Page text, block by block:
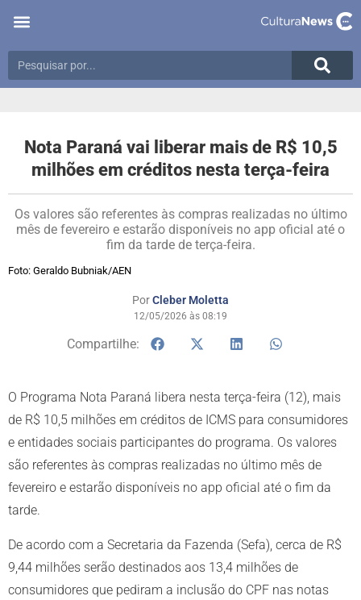
Nota Paraná vai liberar mais de R$ 10,5
milhões em créditos nesta terça-feira
Os valores são referentes às compras realizadas no último
mês de fevereiro e estarão disponíveis no app oficial até o
fim da tarde de terça-feira.
Foto: Geraldo Bubniak/AEN
PorCleber Moletta
12/05/2026 às 08:19
Compartilhe:
O Programa Nota Paraná libera nesta terça-feira (12), mais
de R$ 10,5 milhões em créditos de ICMS para consumidores
e entidades sociais participantes do programa. Os valores
são referentes às compras realizadas no último mês de
fevereiro e estarão disponíveis no app oficial até o fim da
tarde.
De acordo com a Secretaria da Fazenda (Sefa), cerca de R$
9,44 milhões serão destinados aos 13,4 milhões de
consumidores que pediram a inclusão do CPF nas notas